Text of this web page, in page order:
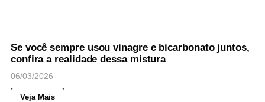
Se você sempre usou vinagre e bicarbonato juntos,
confira a realidade dessa mistura
06/03/2026
Veja Mais